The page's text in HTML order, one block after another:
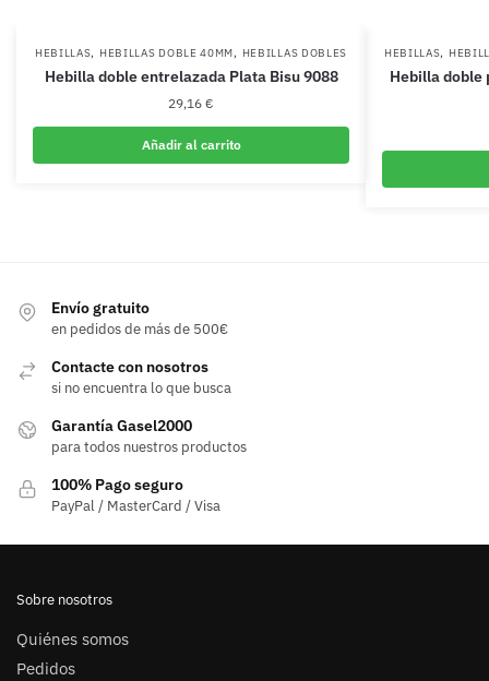
HEBILLAS, HEBILLAS DOBLE 40MM, HEBILLAS DOBLES
Hebilla doble entrelazada Plata Bisu 9088
29,16 €
Añadir al carrito
HEBILLAS,
Hebilla doble
Envío gratuito
en pedidos de más de 500€
Contacte con nosotros
si no encuentra lo que busca
Garantía Gasel2000
para todos nuestros productos
100% Pago seguro
PayPal / MasterCard / Visa
Sobre nosotros
Quiénes somos
Pedidos